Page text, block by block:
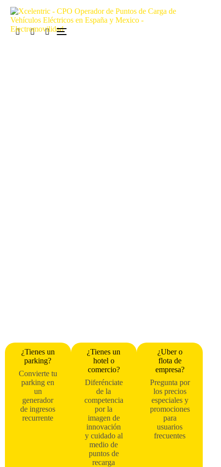
¿Tienes un
parking?
Convierte tu
parking en
un
generador
de ingresos
recurrente
¿Tienes un
hotel o
comercio?
Diferénciate
de la
competencia
por la
imagen de
innovación
y cuidado al
medio de
puntos de
recarga
¿Uber o
flota de
empresa?
Pregunta por
los precios
especiales y
promociones
para
usuarios
frecuentes